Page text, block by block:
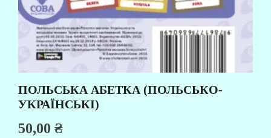
ПОЛЬСЬКА АБЕТКА (ПОЛЬСЬКО-
УКРАЇНСЬКІ)
50,00 ₴